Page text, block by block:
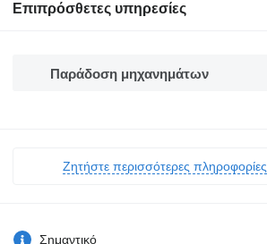
Επιπρόσθετες υπηρεσίες
Παράδοση μηχανημάτων
Ζητήστε περισσότερες πληροφορίες
Σημαντικό